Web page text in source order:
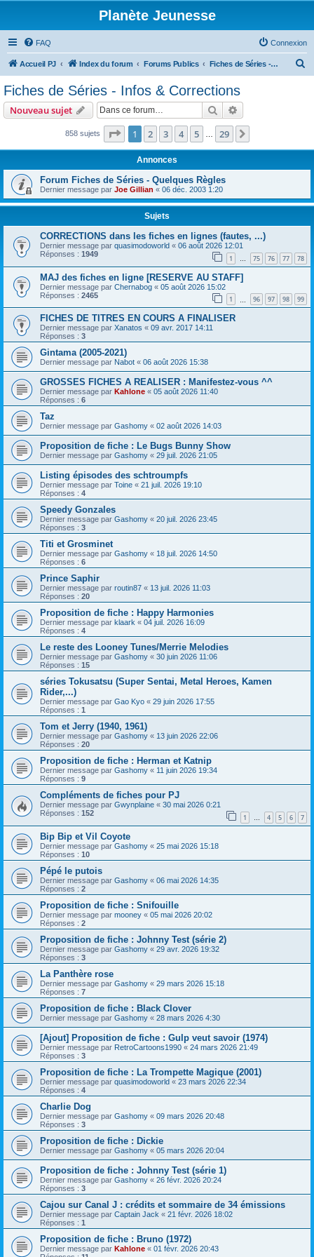
Planète Jeunesse
FAQ Connexion
Accueil PJ Index du forum Forums Publics Fiches de Séries - Infos & Corrections
e
Fiches de Séries - Infos & Corrections
Nouveau sujet Rechercher
858 sujets Page 1sur29
1 2 3 4 5 29
Annonces
Forum Fiches de Séries - Quelques Règles
Dernier message par Joe Gillian « 06 déc. 2003 1:20
Sujets
CORRECTIONS dans les fiches en lignes (fautes, ...)
Dernier message par quasimodoworld « 06 août 2026 12:01
Réponses : 1949 1 … 75 76 77 78
MAJ des fiches en ligne [RESERVE AU STAFF]
Dernier message par Chernabog « 05 août 2026 15:02
Réponses : 2465 1 96 97 98 99
FICHES DE TITRES EN COURS A FINALISER
Dernier message par Xanatos « 09 avr. 2017 14:11
Réponses : 3
Gintama (2005-2021)
Dernier message par Nabot « 06 août 2026 15:38
GROSSES FICHES A REALISER : Manifestez-vous ^^
Dernier message par Kahlone « 05 août 2026 11:40
Réponses : 6
Taz
Dernier message par Gashomy « 02 août 2026 14:03
Proposition de fiche : Le Bugs Bunny Show
Dernier message par Gashomy « 29 juil. 2026 21:05
Listing épisodes des schtroumpfs
Dernier message par Toine « 21 juil. 2026 19:10
Réponses : 4
Speedy Gonzales
Dernier message par Gashomy « 20 juil. 2026 23:45
Réponses : 3
Titi et Grosminet
Dernier message par Gashomy « 18 juil. 2026 14:50
Réponses : 6
Prince Saphir
Dernier message par routin87 « 13 juil. 2026 11:03
Réponses : 20
Proposition de fiche : Happy Harmonies
Dernier message par klaark « 04 juil. 2026 16:09
Réponses : 4
Le reste des Looney Tunes/Merrie Melodies
Dernier message par Gashomy « 30 juin 2026 11:06
Réponses : 15
séries Tokusatsu (Super Sentai, Metal Heroes, Kamen
Rider,...)
Dernier message par Gao Kyo « 29 juin 2026 17:55
Réponses : 1
Tom et Jerry (1940, 1961)
Dernier message par Gashomy « 13 juin 2026 22:06
Réponses : 20
Proposition de fiche : Herman et Katnip
Dernier message par Gashomy « 11 juin 2026 19:34
Réponses : 9
Compléments de fiches pour PJ
Dernier message par Gwynplaine « 30 mai 2026 0:21
Réponses : 152 1 … 4 5 6 7
Bip Bip et Vil Coyote
Dernier message par Gashomy « 25 mai 2026 15:18
Réponses : 10
Pépé le putois
Dernier message par Gashomy « 06 mai 2026 14:35
Réponses : 2
Proposition de fiche : Snifouille
Dernier message par mooney « 05 mai 2026 20:02
Réponses : 2
Proposition de fiche : Johnny Test (série 2)
Dernier message par Gashomy « 29 avr. 2026 19:32
Réponses : 3
La Panthère rose
Dernier message par Gashomy « 29 mars 2026 15:18
Réponses : 7
Proposition de fiche : Black Clover
Dernier message par Gashomy « 28 mars 2026 4:30
[Ajout] Proposition de fiche : Gulp veut savoir (1974)
Dernier message par RetroCartoons1990 « 24 mars 2026 21:49
Réponses : 3
Proposition de fiche : La Trompette Magique (2001)
Dernier message par quasimodoworld « 23 mars 2026 22:34
Réponses : 4
Charlie Dog
Dernier message par Gashomy « 09 mars 2026 20:48
Réponses : 3
Proposition de fiche : Dickie
Dernier message par Gashomy « 05 mars 2026 20:04
Proposition de fiche : Johnny Test (série 1)
Dernier message par Gashomy « 26 févr. 2026 20:24
Réponses : 3
Cajou sur Canal J : crédits et sommaire de 34 émissions
Dernier message par Captain Jack « 21 févr. 2026 18:02
Réponses : 1
Proposition de fiche : Bruno (1972)
Dernier message par Kahlone « 01 févr. 2026 20:43